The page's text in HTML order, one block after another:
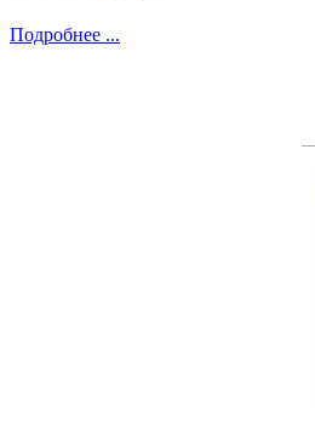
Подробнее ...